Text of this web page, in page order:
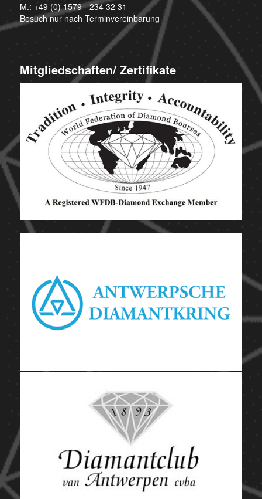
M.: +49 (0) 1579 - 234 32 31
Besuch nur nach Terminvereinbarung
Mitgliedschaften/ Zertifikate